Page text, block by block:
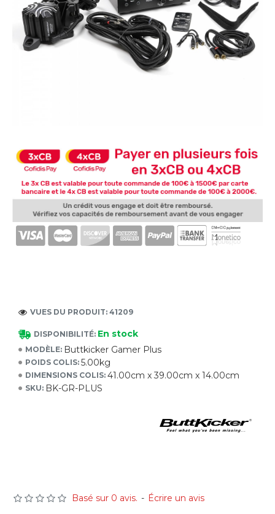
DISPONIBILITÉ: En stock
MODÈLE: Buttkicker Gamer Plus
POIDS COLIS: 5.00kg
DIMENSIONS COLIS: 41.00cm x 39.00cm x 14.00cm
SKU: BK-GR-PLUS
VUES DU PRODUIT: 41209
Basé sur 0 avis. - Écrire un avis